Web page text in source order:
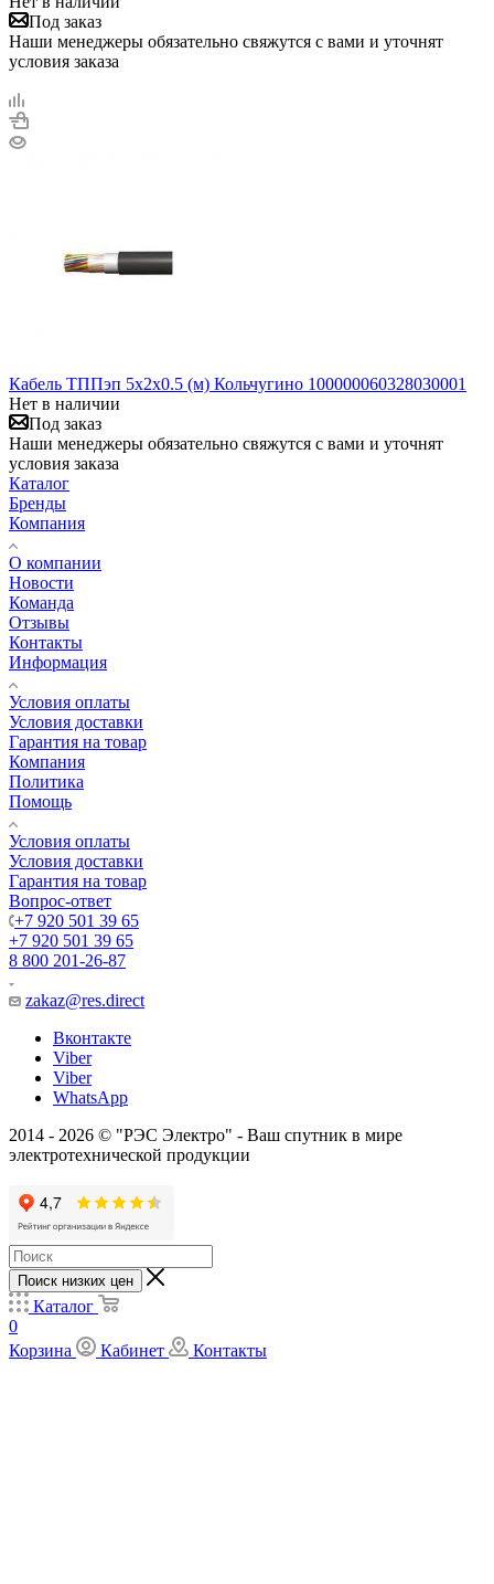
Под заказ
Наши менеджеры обязательно свяжутся с вами и уточнят
условия заказа
Кабель ТППэп 5х2х0.5 (м) Кольчугино 100000060328030001
Нет в наличии
Под заказ
Наши менеджеры обязательно свяжутся с вами и уточнят
условия заказа
Каталог
Бренды
Компания
О компании
Новости
Команда
Отзывы
Контакты
Информация
Условия оплаты
Условия доставки
Гарантия на товар
Компания
Политика
Помощь
Условия оплаты
Условия доставки
Гарантия на товар
Вопрос-ответ
+7 920 501 39 65
+7 920 501 39 65
8 800 201-26-87
zakaz@res.direct
Вконтакте
Viber
Viber
WhatsApp
2014 - 2026 © "РЭС Электро" - Ваш спутник в мире
электротехнической продукции
Поиск низких цен
Каталог
0
Корзина
Кабинет Контакты